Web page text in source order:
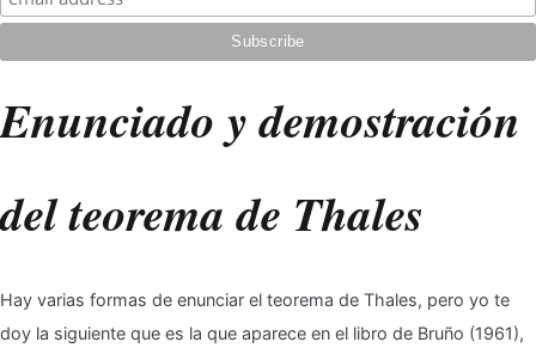
Enunciado y demostración
del teorema de Thales
Hay varias formas de enunciar el teorema de Thales, pero yo te
doy la siguiente que es la que aparece en el libro de Bruño (1961),